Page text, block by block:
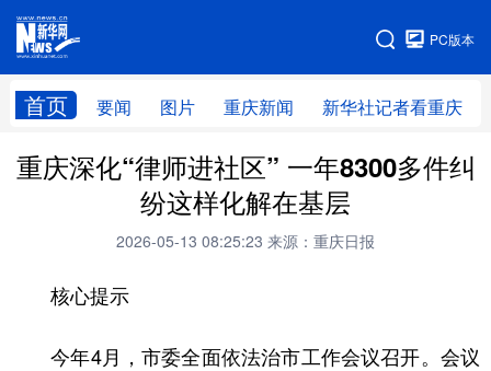
PC版本
首页 要闻 图片 重庆新闻 新华社记者看重庆
网站地图
重庆深化“律师进社区” 一年8300多件纠
纷这样化解在基层
2026-05-13 08:25:23 来源：重庆日报
核心提示
今年4月，市委全面依法治市工作会议召开。会议